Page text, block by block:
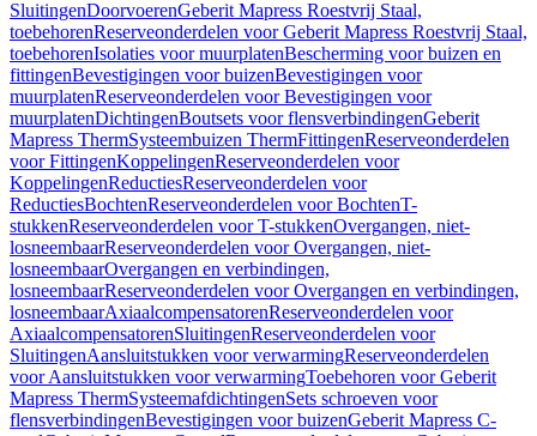
SluitingenDoorvoerenGeberit Mapress Roestvrij Staal,
toebehorenReserveonderdelen voor Geberit Mapress Roestvrij Staal,
toebehorenIsolaties voor muurplatenBescherming voor buizen en
fittingenBevestigingen voor buizenBevestigingen voor
muurplatenReserveonderdelen voor Bevestigingen voor
muurplatenDichtingenBoutsets voor flensverbindingenGeberit
Mapress ThermSysteembuizen ThermFittingenReserveonderdelen
voor FittingenKoppelingenReserveonderdelen voor
KoppelingenReductiesReserveonderdelen voor
ReductiesBochtenReserveonderdelen voor BochtenT-
stukkenReserveonderdelen voor T-stukkenOvergangen, niet-
losneembaarReserveonderdelen voor Overgangen, niet-
losneembaarOvergangen en verbindingen,
losneembaarReserveonderdelen voor Overgangen en verbindingen,
losneembaarAxiaalcompensatorenReserveonderdelen voor
AxiaalcompensatorenSluitingenReserveonderdelen voor
SluitingenAansluitstukken voor verwarmingReserveonderdelen
voor Aansluitstukken voor verwarmingToebehoren voor Geberit
Mapress ThermSysteemafdichtingenSets schroeven voor
flensverbindingenBevestigingen voor buizenGeberit Mapress C-